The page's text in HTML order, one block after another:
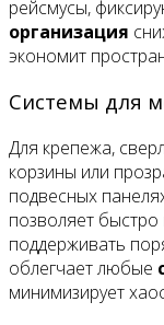
рейсмусы,
организация
экономит
Системы для
Для крепежа,
корзины или
подвесных
позволяет
поддерживать
облегчает любые
минимизирует